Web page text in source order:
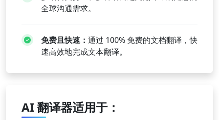
全球沟通需求。
免费且快速： 通过 100% 免费的文档翻译，快
速高效地完成文本翻译。
AI 翻译器适用于：